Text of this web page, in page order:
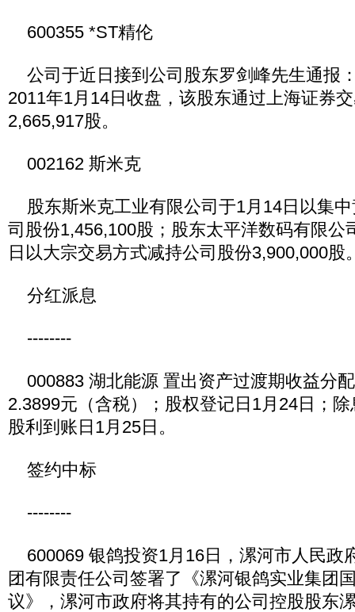
600355 *ST精伦
公司于近日接到公司股东罗剑峰先生通报
2011年1月14日收盘，该股东通过上海证券
2,665,917股。
002162 斯米克
股东斯米克工业有限公司于1月14日以集
司股份1,456,100股；股东太平洋数码有限公
日以大宗交易方式减持公司股份3,900,000股
分红派息
--------
000883 湖北能源 置出资产过渡期收益分
2.3899元（含税）；股权登记日1月24日；
股利到账日1月25日。
签约中标
--------
600069 银鸽投资1月16日，漯河市人民政
团有限责任公司签署了《漯河银鸽实业集团
议》，漯河市政府将其持有的公司控股股东